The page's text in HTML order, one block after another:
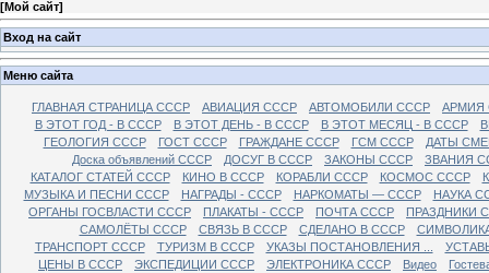
[Мой сайт]
Вход на сайт
Меню сайта
ГЛАВНАЯ СТРАНИЦА СССР АВИАЦИЯ СССР АВТОМОБИЛИ СССР
АРМИЯ
В ЭТОТ ГОД - В СССР
В ЭТОТ ДЕНЬ - В СССР В ЭТОТ МЕСЯЦ - В СССР
ГЕОЛОГИЯ СССР
ГОСТ СССР ГРАЖДАНЕ СССР ГСМ СССР
ДАТЫ
Доска объявлений СССР
ДОСУГ В СССР ЗАКОНЫ СССР
ЗВАНИЯ
КАТАЛОГ СТАТЕЙ СССР
КИНО В СССР КОРАБЛИ СССР КОСМОС СССР
МУЗЫКА И ПЕСНИ СССР
НАГРАДЫ - СССР НАРКОМАТЫ — СССР
НАУКА
ОРГАНЫ ГОСВЛАСТИ СССР
ПЛАКАТЫ - СССР ПОЧТА СССР
ПРАЗДНИКИ
САМОЛЁТЫ СССР
СВЯЗЬ В СССР СДЕЛАНО В СССР
ТРАНСПОРТ СССР
ТУРИЗМ В СССР УКАЗЫ ПОСТАНОВЛЕНИЯ ...
ЦЕНЫ В СССР
ЭКСПЕДИЦИИ СССР ЭЛЕКТРОНИКА СССР Видео